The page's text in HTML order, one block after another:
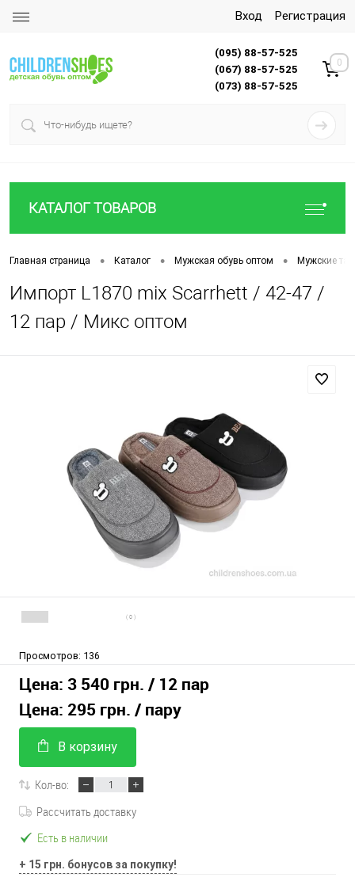
Вход Регистрация
(095) 88-57-525
(067) 88-57-525
(073) 88-57-525
0
КАТАЛОГ ТОВАРОВ
Главная страница • Каталог • Мужская обувь оптом • Мужские
Импорт L1870 mix Scarrhett / 42-47 /
12 пар / Микс оптом
( 0 )
Просмотров: 136
Цена: 3 540 грн. / 12 пар
Цена: 295 грн. / пару
В корзину
Кол-во:
Рассчитать доставку
Есть в наличии
+ 15 грн. бонусов за покупку!